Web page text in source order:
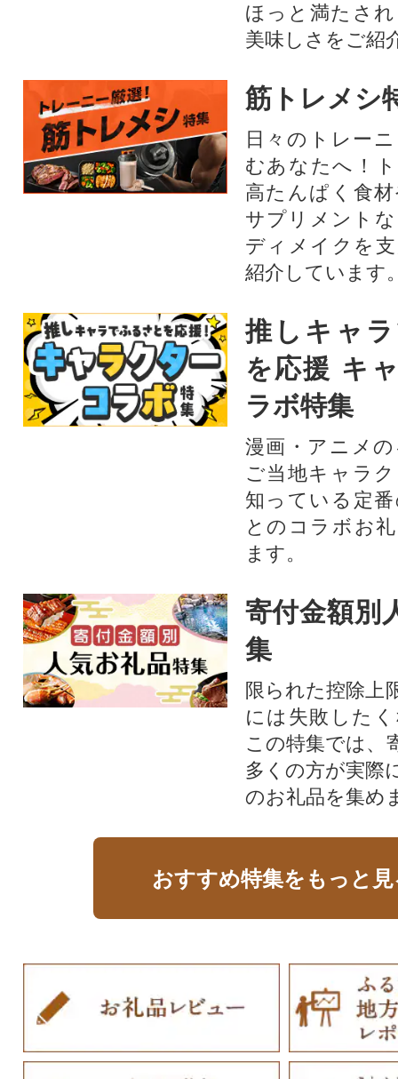
ほっと満たさ
美味しさをご紹
筋トレメシ
日々のトレー
むあなたへ！
高たんぱく食
サプリメント
ディメイクを
紹介しています
推しキャ
を応援 キ
ラボ特集
漫画・アニメ
ご当地キャラ
知っている定
とのコラボお
ます。​
寄付金額別
集
限られた控除上
には失敗した
この特集では、
多くの方が実際
のお礼品を集め
おすすめ特集をもっと